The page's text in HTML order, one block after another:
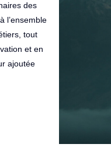
des
l’ensemble
tout
et en
ajoutée